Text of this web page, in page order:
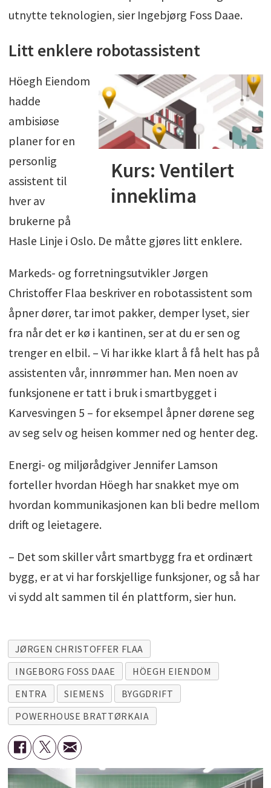
utnytte teknologien, sier Ingebjørg Foss Daae.
Litt enklere robotassistent
Kurs: Ventilert
inneklima
Höegh Eiendom
hadde
ambisiøse
planer for en
personlig
assistent til
hver av
brukerne på
Hasle Linje i Oslo. De måtte gjøres litt enklere.
Markeds- og forretningsutvikler Jørgen
Christoffer Flaa beskriver en robotassistent som
åpner dører, tar imot pakker, demper lyset, sier
fra når det er kø i kantinen, ser at du er sen og
trenger en elbil. – Vi har ikke klart å få helt has på
assistenten vår, innrømmer han. Men noen av
funksjonene er tatt i bruk i smartbygget i
Karvesvingen 5 – for eksempel åpner dørene seg
av seg selv og heisen kommer ned og henter deg.
Energi- og miljørådgiver Jennifer Lamson
forteller hvordan Höegh har snakket mye om
hvordan kommunikasjonen kan bli bedre mellom
drift og leietagere.
– Det som skiller vårt smartbygg fra et ordinært
bygg, er at vi har forskjellige funksjoner, og så har
vi sydd alt sammen til én plattform, sier hun.
JØRGEN CHRISTOFFER FLAA
INGEBORG FOSS DAAE
HÖEGH EIENDOM
ENTRA
SIEMENS
BYGGDRIFT
POWERHOUSE BRATTØRKAIA